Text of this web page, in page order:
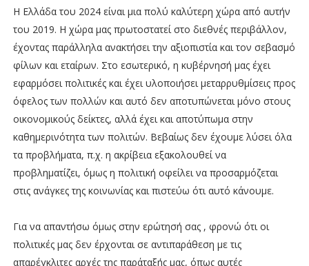
Η Ελλάδα του 2024 είναι μια πολύ καλύτερη χώρα από αυτήν
του 2019. Η χώρα μας πρωτοστατεί στο διεθνές περιβάλλον,
έχοντας παράλληλα ανακτήσει την αξιοπιστία και τον σεβασμό
φίλων και εταίρων. Στο εσωτερικό, η κυβέρνησή μας έχει
εφαρμόσει πολιτικές και έχει υλοποιήσει μεταρρυθμίσεις προς
όφελος των πολλών και αυτό δεν αποτυπώνεται μόνο στους
οικονομικούς δείκτες, αλλά έχει και αποτύπωμα στην
καθημερινότητα των πολιτών. Βεβαίως δεν έχουμε λύσει όλα
τα προβλήματα, π.χ. η ακρίβεια εξακολουθεί να
προβληματίζει, όμως η πολιτική οφείλει να προσαρμόζεται
στις ανάγκες της κοινωνίας και πιστεύω ότι αυτό κάνουμε.
Για να απαντήσω όμως στην ερώτησή σας , φρονώ ότι οι
πολιτικές μας δεν έρχονται σε αντιπαράθεση με τις
απαρέγκλιτες αρχές της παράταξής μας, όπως αυτές